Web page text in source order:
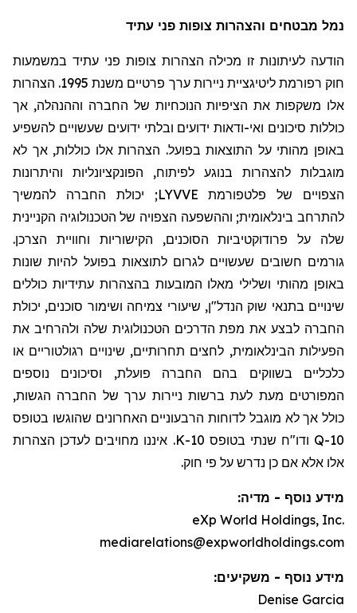
נמל מבטחים והצהרות צופות פני עתיד
הודעה לעיתונות זו מכילה הצהרות צופות פני עתיד במשמעות
חוק רפורמתליטיגציית
ניירות ערך פרטיים משנת 1995. הצהרות
אלו משקפות את הציפיות הנוכחיות של החברה וההנהלה, אך
כוללות סיכונים ואי-ודאות ידועים ובלתי ידועים שעשויים להשפיע
באופן מהותי על התוצאות בפועל. הצהרות אלו כוללות, אך לא
מוגבלות להצהרות בנוגע לפיתוח, הפונקציונליות והיתרונות
הצפויים של פלטפורמת LYVVE; יכולת החברה להמשיך
להתרחב בינלאומית; וההשפעה הצפויה של הטכנולוגיה הקניינית
שלה על פרודוקטיביות הסוכנים, הקישוריות וחוויית הצרכן.
גורמים חשובים שעשויים לגרום לתוצאות בפועל להיות שונות
באופן מהותי ושלילי מאלו המובעות בהצהרות עתידיות כוללים
שינויים בתנאי שוק הנדל"ן, שיעורי צמיחה ושימור סוכנים, יכולת
החברה לבצע את מפת הדרכים הטכנולוגית שלה ולהרחיב את
הפעילות הבינלאומית, לחצים תחרותיים, שינויים רגולטוריים או
כלכליים בשווקים בהם החברה פועלת, וסיכונים נוספים
המפורטים מעת לעת ברשות ניירות ערך של החברה הגשות,
כולל אך לא מוגבל לדוחות הרבעוניים האחרונים שהוגשו בטופס
10-Q ודו
"
ח שנתי בטופס 10-K. איננו מחויבים לעדכן הצהרות
אלו אלא אם כן נדרש על פי חוק.
מידע נוסף - מדיה:
eXp World Holdings, Inc.
mediarelations@expworldholdings.com
מידע נוסף - משקיעים:
Denise Garcia